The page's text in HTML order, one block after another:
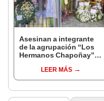
Asesinan a integrante
de la agrupación “Los
Hermanos Chapoñay”:
investigación
LEER MÁS